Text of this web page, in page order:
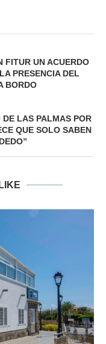
FITUR UN ACUERDO
PRESENCIA DEL
BORDO
DE LAS PALMAS POR
QUE SOLO SABEN